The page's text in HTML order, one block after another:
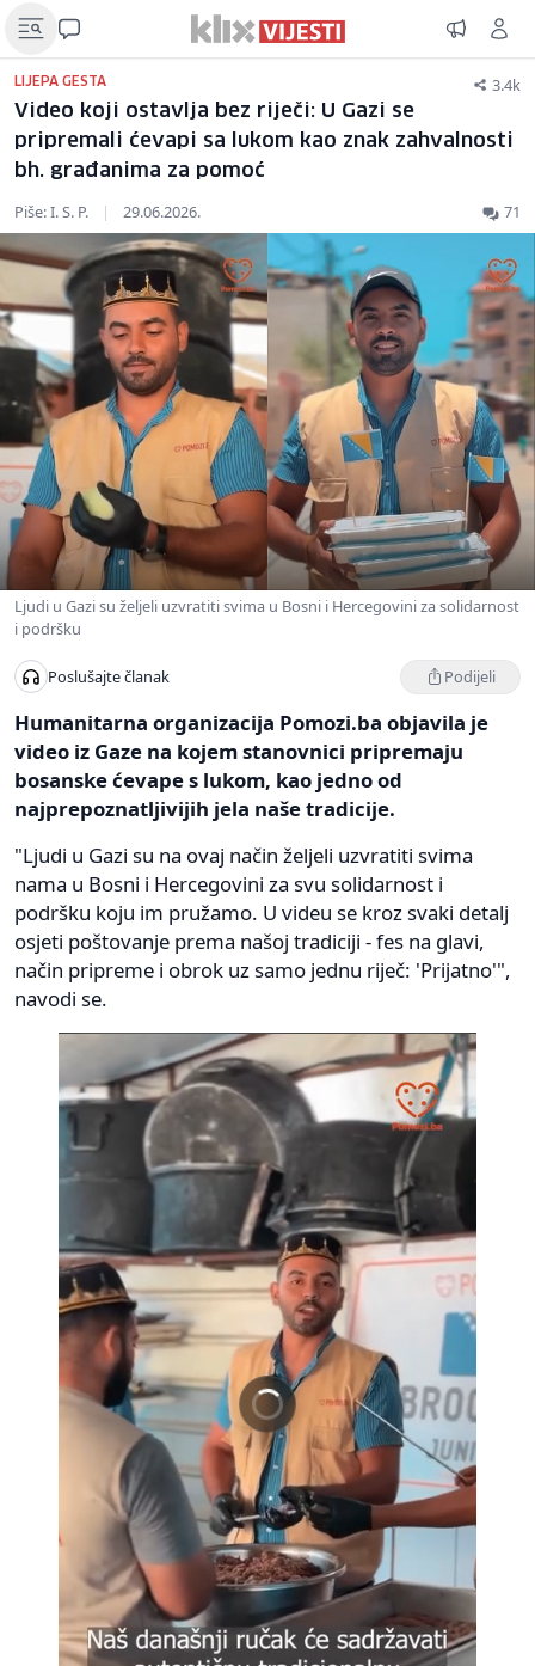
LIJEPA GESTA 3.4k
Video koji ostavlja bez riječi: U Gazi se
pripremali ćevapi sa lukom kao znak zahvalnosti
bh. građanima za pomoć
Piše: I. S. P. | 29.06.2026. 71
Ljudi u Gazi su željeli uzvratiti svima u Bosni i Hercegovini za solidarnost
i podršku
Poslušajte članak Podijeli
Humanitarna organizacija Pomozi.ba objavila je
video iz Gaze na kojem stanovnici pripremaju
bosanske ćevape s lukom, kao jedno od
najprepoznatljivijih jela naše tradicije.
"Ljudi u Gazi su na ovaj način željeli uzvratiti svima
nama u Bosni i Hercegovini za svu solidarnost i
podršku koju im pružamo. U videu se kroz svaki detalj
osjeti poštovanje prema našoj tradiciji - fes na glavi,
način pripreme i obrok uz samo jednu riječ: 'Prijatno'",
navodi se.